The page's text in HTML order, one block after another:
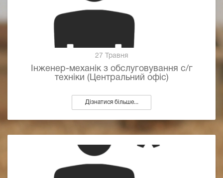
27 Травня
Інженер-механік з обслуговування с/г
техніки (Центральний офіс)
Дізнатися більше...